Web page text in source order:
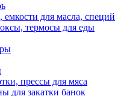
емкости для масла, специй
термосы для еды
прессы для мяса
для закатки банок